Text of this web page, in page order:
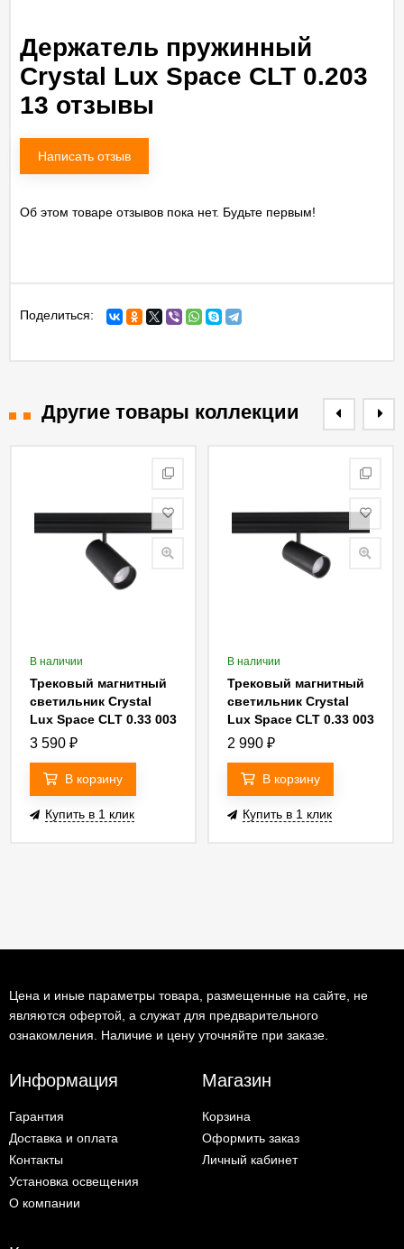
Держатель пружинный
Crystal Lux Space CLT 0.203
13 отзывы
Написать отзыв
Об этом товаре отзывов пока нет. Будьте первым!
Поделиться:
Другие товары коллекции
В наличии
Трековый магнитный
светильник Crystal
Lux Space CLT 0.33 003
20W BL 3CCT-SMART
3 590 ₽
В корзину
Купить в 1 клик
В наличии
Трековый магнитный
светильник Crystal
Lux Space CLT 0.33 003
12W BL 3CCT-SMART
2 990 ₽
В корзину
Купить в 1 клик
Цена и иные параметры товара, размещенные на сайте, не
являются офертой, а служат для предварительного
ознакомления. Наличие и цену уточняйте при заказе.
Информация
Гарантия
Доставка и оплата
Контакты
Установка освещения
О компании
Магазин
Корзина
Оформить заказ
Личный кабинет